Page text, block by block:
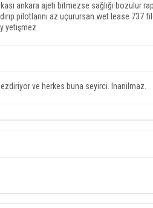
ankara ajeti bitmezse sağlığı bozulur
pilotlarını az uçurursan wet lease 737
yetişmez
ve herkes buna seyirci. Inanilmaz.